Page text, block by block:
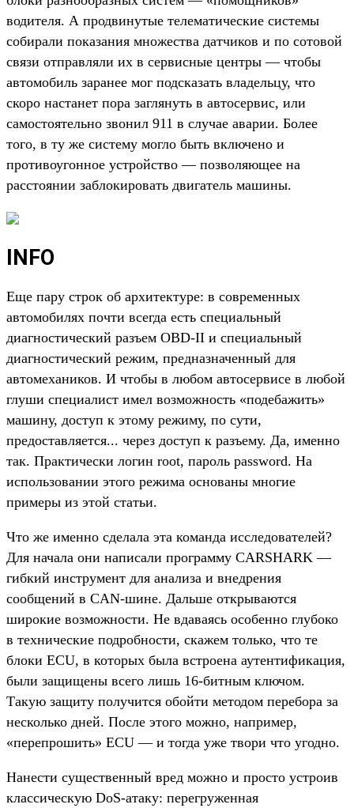
водителя. А продвинутые телематические системы
собирали показания множества датчиков и по сотовой
связи отправляли их в сервисные центры — чтобы
автомобиль заранее мог подсказать владельцу, что
скоро настанет пора заглянуть в автосервис, или
самостоятельно звонил 911 в случае аварии. Более
того, в ту же систему могло быть включено и
противоугонное устройство — позволяющее на
расстоянии заблокировать двигатель машины.
INFO
Еще пару строк об архитектуре: в современных
автомобилях почти всегда есть специальный
диагностический разъем OBD-II и специальный
диагностический режим, предназначенный для
автомехаников. И чтобы в любом автосервисе в любой
глуши специалист имел возможность «подебажить»
машину, доступ к этому режиму, по сути,
предоставляется... через доступ к разъему. Да, именно
так. Практически логин root, пароль password. На
использовании этого режима основаны многие
примеры из этой статьи.
Что же именно сделала эта команда исследователей?
Для начала они написали программу CARSHARK —
гибкий инструмент для анализа и внедрения
сообщений в CAN-шине. Дальше открываются
широкие возможности. Не вдаваясь особенно глубоко
в технические подробности, скажем только, что те
блоки ECU, в которых была встроена аутентификация,
были защищены всего лишь 16-битным ключом.
Такую защиту получится обойти методом перебора за
несколько дней. После этого можно, например,
«перепрошить» ECU — и тогда уже твори что угодно.
Нанести существенный вред можно и просто устроив
классическую DoS-атаку: перегруженная